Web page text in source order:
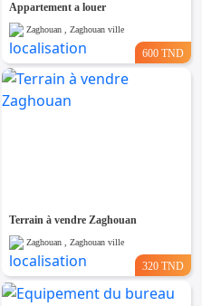
Appartement a louer
Zaghouan , Zaghouan ville
600 TND
Terrain à vendre Zaghouan
Zaghouan , Zaghouan ville
320 TND